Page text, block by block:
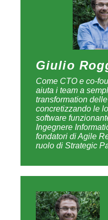
Giulio
Come CTO e co-
aiuta i team a
transformation
concretizzando le
software
Ingegnere
fondatori di Agile
ruolo di Strategic